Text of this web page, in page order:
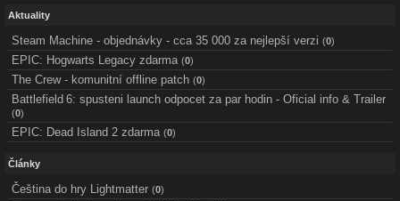
Aktuality
Steam Machine - objednávky - cca 35 000 za nejlepší verzi (0)
EPIC: Hogwarts Legacy zdarma (0)
The Crew - komunitní offline patch (0)
Battlefield 6: spusteni launch odpocet za par hodin - Oficial info & Trailer
(0)
EPIC: Dead Island 2 zdarma (0)
Články
Čeština do hry Lightmatter (0)